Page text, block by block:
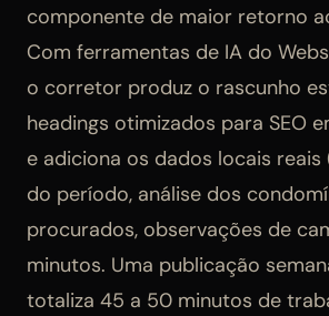
componente de maior retorno
Com ferramentas de IA do
o corretor produz o rascunho
headings otimizados para SEO
e adiciona os dados locais
do período, análise dos
procurados, observações de
minutos. Uma publicação
totaliza 45 a 50 minutos de